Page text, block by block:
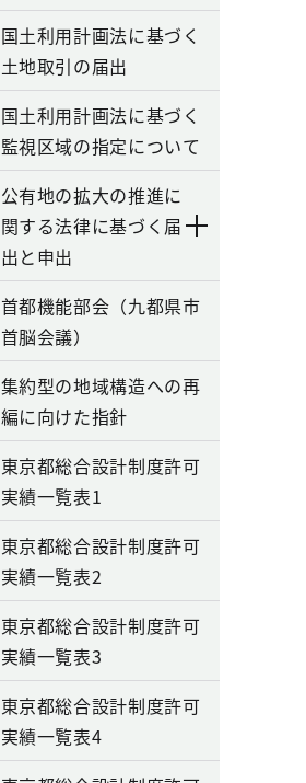
3,475.30
5,424.90 2,603.60
11,734.40 4,515.00
1,573.40
8,369.70
4,456.00
13,551.10
6,311.10 2,427.20
11,050.24 4,685.50
国土利用計画法に基づく
土地取引の届出
国土利用計画法に基づく
監視区域の指定について
公有地の拡大の推進に
関する法律に基づく届
出と申出
首都機能部会（九都県市
首脳会議）
集約型の地域構造への再
編に向けた指針
東京都総合設計制度許可
実績一覧表1
東京都総合設計制度許可
実績一覧表2
東京都総合設計制度許可
実績一覧表3
東京都総合設計制度許可
実績一覧表4